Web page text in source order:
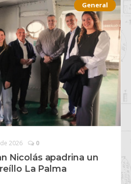
General
2026 0
Nicolás apadrina un
La Palma